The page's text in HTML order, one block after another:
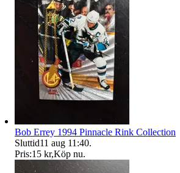
Bob Errey 1994 Pinnacle Rink Collection
Sluttid11 aug 11:40.
Pris:15 kr,Köp nu.